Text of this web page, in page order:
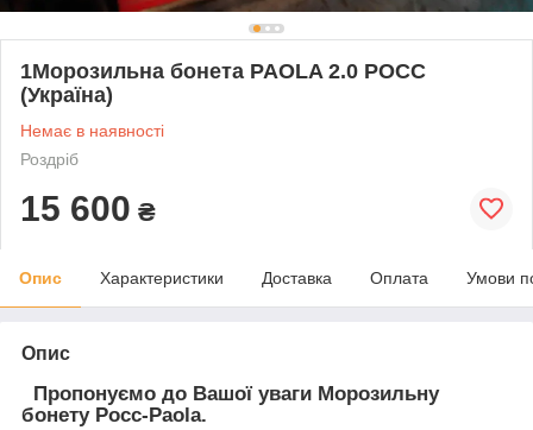
1Морозильна бонета PAOLA 2.0 РОСС
(Україна)
Немає в наявності
Роздріб
15 600 ₴
Опис Характеристики Доставка Оплата Умови
Опис
Пропонуємо до Вашої уваги Морозильну
бонету Росс-Paola.